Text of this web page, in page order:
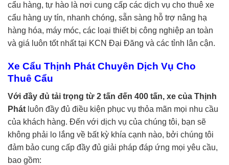
cẩu hàng, tự hào là nơi cung cấp các dịch vụ cho thuê xe
cẩu hàng uy tín, nhanh chóng, sẵn sàng hỗ trợ nâng hạ
hàng hóa, máy móc, các loại thiết bị công nghiệp an toàn
và giá luôn tốt nhất tại KCN Đại Đăng và các tỉnh lân cận.
Xe Cẩu Thịnh Phát Chuyên Dịch Vụ Cho
Thuê Cẩu
Với đầy đủ tải trọng từ 2 tấn đến 400 tấn, xe của Thịnh
Phát luôn đầy đủ điều kiện phục vụ thỏa mãn mọi nhu cầu
của khách hàng. Đến với dịch vụ của chúng tôi, bạn sẽ
không phải lo lắng về bất kỳ khía cạnh nào, bởi chúng tôi
đảm bảo cung cấp đầy đủ giải pháp đáp ứng mọi yêu cầu,
bao gồm: